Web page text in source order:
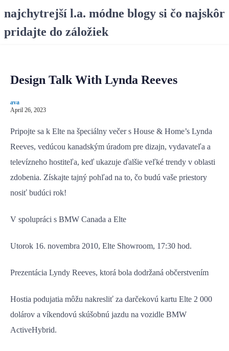
najchytrejší l.a. módne blogy si čo najskôr
pridajte do záložiek
Design Talk With Lynda Reeves
ava
April 26, 2023
Pripojte sa k Elte na špeciálny večer s House & Home’s Lynda
Reeves, vedúcou kanadským úradom pre dizajn, vydavateľa a
televízneho hostiteľa, keď ukazuje ďalšie veľké trendy v oblasti
zdobenia. Získajte tajný pohľad na to, čo budú vaše priestory
nosiť budúci rok!
V spolupráci s BMW Canada a Elte
Utorok 16. novembra 2010, Elte Showroom, 17:30 hod.
Prezentácia Lyndy Reeves, ktorá bola dodržaná občerstvením
Hostia podujatia môžu nakresliť za darčekovú kartu Elte 2 000
dolárov a víkendovú skúšobnú jazdu na vozidle BMW
ActiveHybrid.